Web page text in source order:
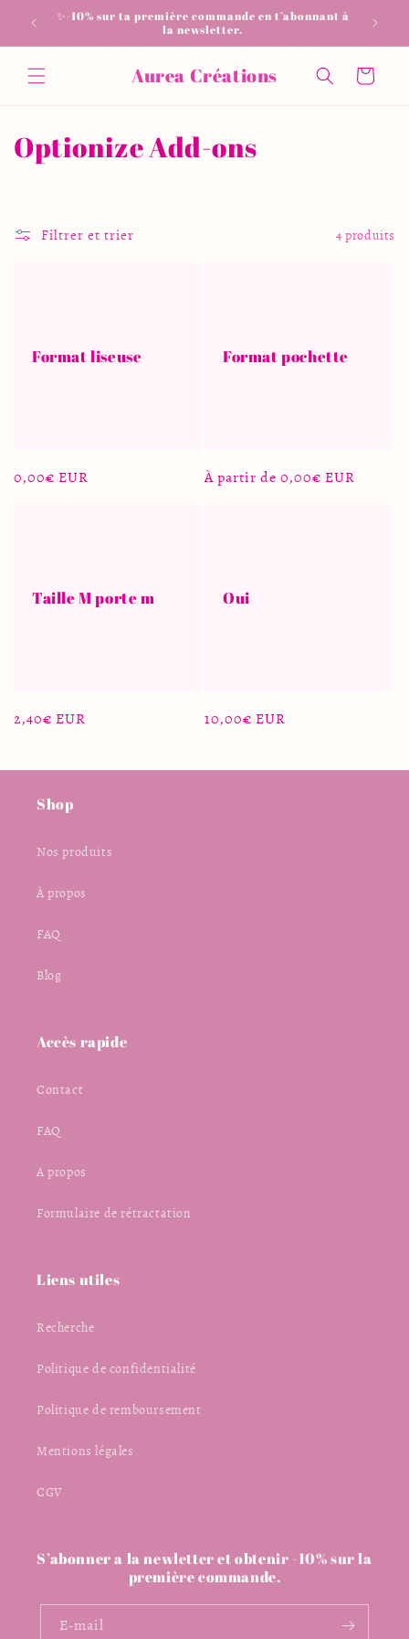
passer✨-10% sur ta première commande en t’abonnant à
la newsletter.
Aurea Créations Panier
C
n
Optionize Add-ons
Filtrer et trier 4 produits
Format liseuse
Prix
0,00€ EUR
Format pochette
Prix
À partir de 0,00€ EUR
Taille M porte m
Prix
2,40€ EUR
Oui
Prix
10,00€ EUR
Shop
Nos produits
À propos
FAQ
Blog
Accès rapide
Contact
FAQ
A propos
Formulaire de rétractation
Liens utiles
Recherche
Politique de confidentialité
Politique de remboursement
Mentions légales
CGV
S’abonner a la newletter et obtenir -10% sur la
première commande.
E-mail